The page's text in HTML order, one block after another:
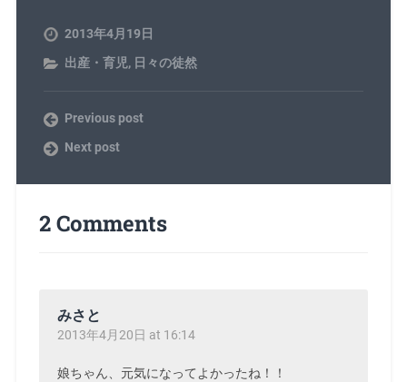
2013年4月19日
出産・育児, 日々の徒然
Previous post
Next post
2 Comments
みさと
2013年4月20日 at 16:14
娘ちゃん、元気になってよかったね！！